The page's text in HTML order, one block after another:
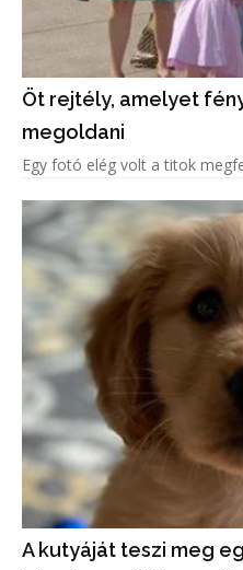
Öt rejtély, amelyet
megoldani
Egy fotó elég volt a titok
A kutyáját teszi meg